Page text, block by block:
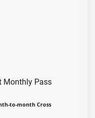
to-month Cross